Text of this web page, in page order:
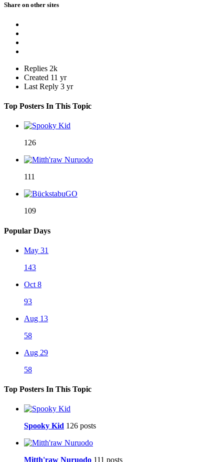
Share on other sites
Replies 2k
Created 11 yr
Last Reply 3 yr
Top Posters In This Topic
126
111
109
Popular Days
May 31
143
Oct 8
93
Aug 13
58
Aug 29
58
Top Posters In This Topic
Spooky Kid 126 posts
Mitth'raw Nuruodo 111 posts